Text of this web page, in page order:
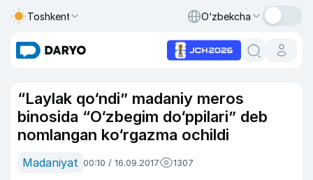
Toshkent O‘zbekcha
“Laylak qo‘ndi” madaniy meros
binosida “O‘zbegim do‘ppilari” deb
nomlangan ko‘rgazma ochildi
Madaniyat 00:10 / 16.09.2017 1307